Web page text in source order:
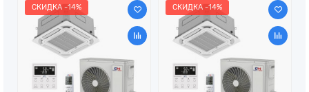
СКИДКА -14% СКИДКА -14%